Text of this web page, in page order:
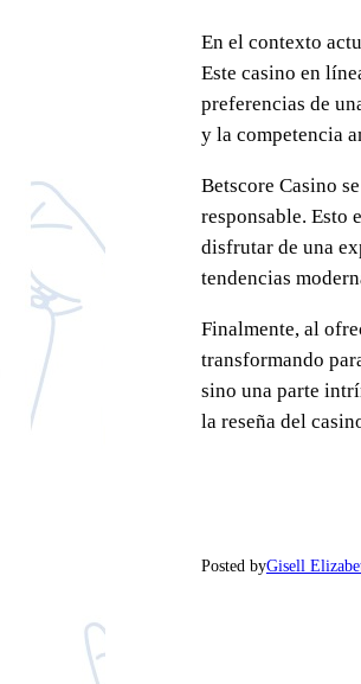
En el contexto
Este casino en
preferencias de
y la competencia
Betscore Casino
responsable. Esto
disfrutar de una
tendencias
Finalmente, al
transformando
sino una parte
la reseña del
Posted byGisell